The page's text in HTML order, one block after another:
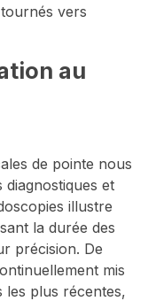
vers
au
de pointe nous
et
illustre
la durée des
précision. De
mis
plus récentes,